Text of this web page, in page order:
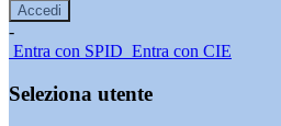
-
Entra con SPID Entra con CIE
Seleziona utente